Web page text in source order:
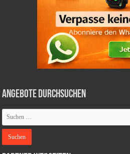
Angebote durchsuchen